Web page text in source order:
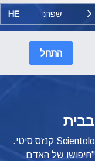
שפה: HE
התחל
.
"חיפושו של האדם